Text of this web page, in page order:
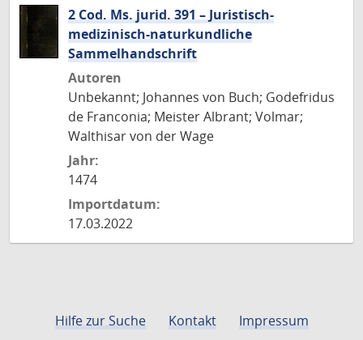
2 Cod. Ms. jurid. 391 – Juristisch-
medizinisch-naturkundliche
Sammelhandschrift
Autoren
Unbekannt; Johannes von Buch; Godefridus
de Franconia; Meister Albrant; Volmar;
Walthisar von der Wage
Jahr:
1474
Importdatum:
17.03.2022
Hilfe zur Suche Kontakt
Impressum